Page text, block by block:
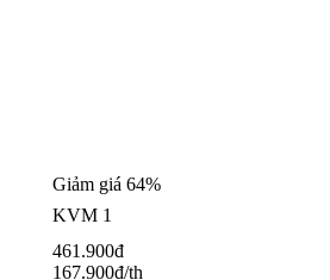
Giảm giá 64%
KVM 1
461.900đ
167.900đ/th